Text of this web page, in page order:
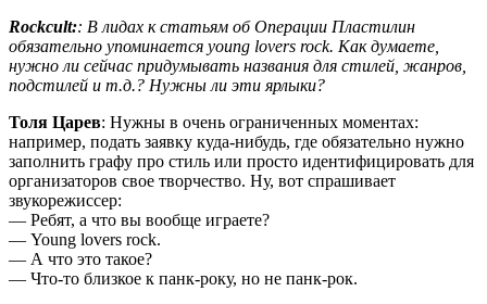
Rockcult:: В лидах к статьям об Операции Пластилин
обязательно упоминается young lovers rock. Как думаете,
нужно ли сейчас придумывать названия для стилей, жанров,
подстилей и т.д.? Нужны ли эти ярлыки?
Толя Царев: Нужны в очень ограниченных моментах:
например, подать заявку куда-нибудь, где обязательно нужно
заполнить графу про стиль или просто идентифицировать для
организаторов свое творчество. Ну, вот спрашивает
звукорежиссер:
— Ребят, а что вы вообще играете?
— Young lovers rock.
— А что это такое?
— Что-то близкое к панк-року, но не панк-рок.